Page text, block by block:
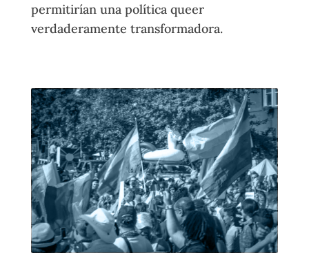
permitirían una política queer
verdaderamente transformadora.